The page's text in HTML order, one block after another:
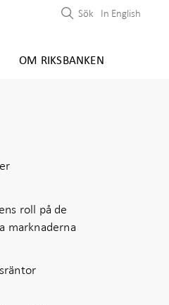
OM RIKSBANKEN
Sök In English
roll på de
marknaderna